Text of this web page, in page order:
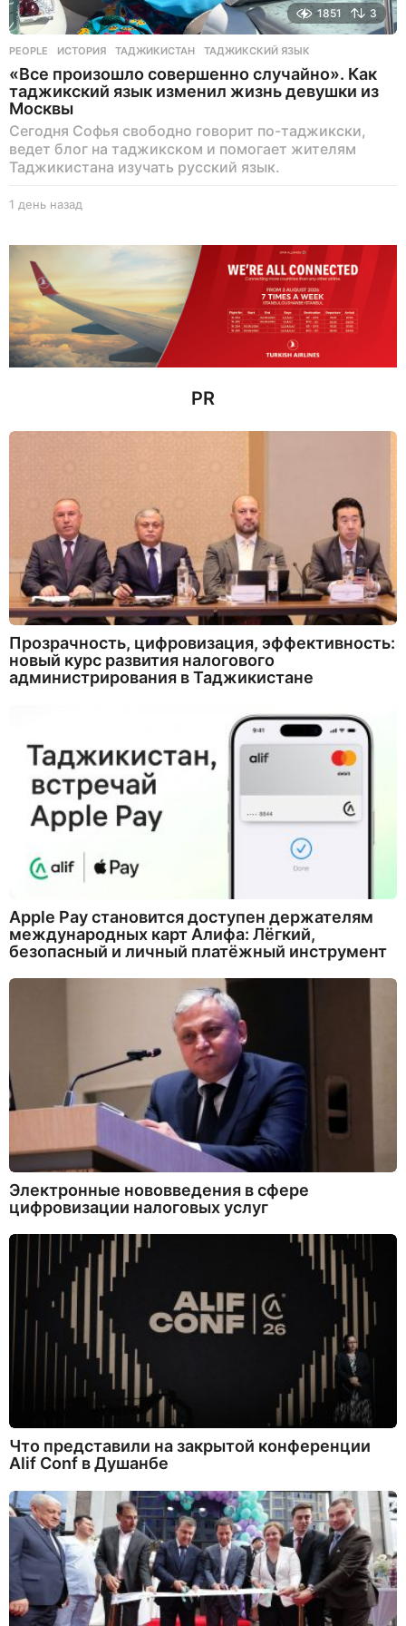
1851 3
PEOPLE ИСТОРИЯ ,ТАДЖИКИСТАН ,ТАДЖИКСКИЙ ЯЗЫК
«Все произошло совершенно случайно». Как
таджикский язык изменил жизнь девушки из
Москвы
Сегодня Софья свободно говорит по-таджикски,
ведет блог на таджикском и помогает жителям
Таджикистана изучать русский язык.
1 день назад
н
а
з
а
д
PR
Прозрачность, цифровизация, эффективность:
новый курс развития налогового
администрирования в Таджикистане
Apple Pay становится доступен держателям
международных карт Алифа: Лёгкий,
безопасный и личный платёжный инструмент
Электронные нововведения в сфере
цифровизации налоговых услуг
Что представили на закрытой конференции
Alif Conf в Душанбе